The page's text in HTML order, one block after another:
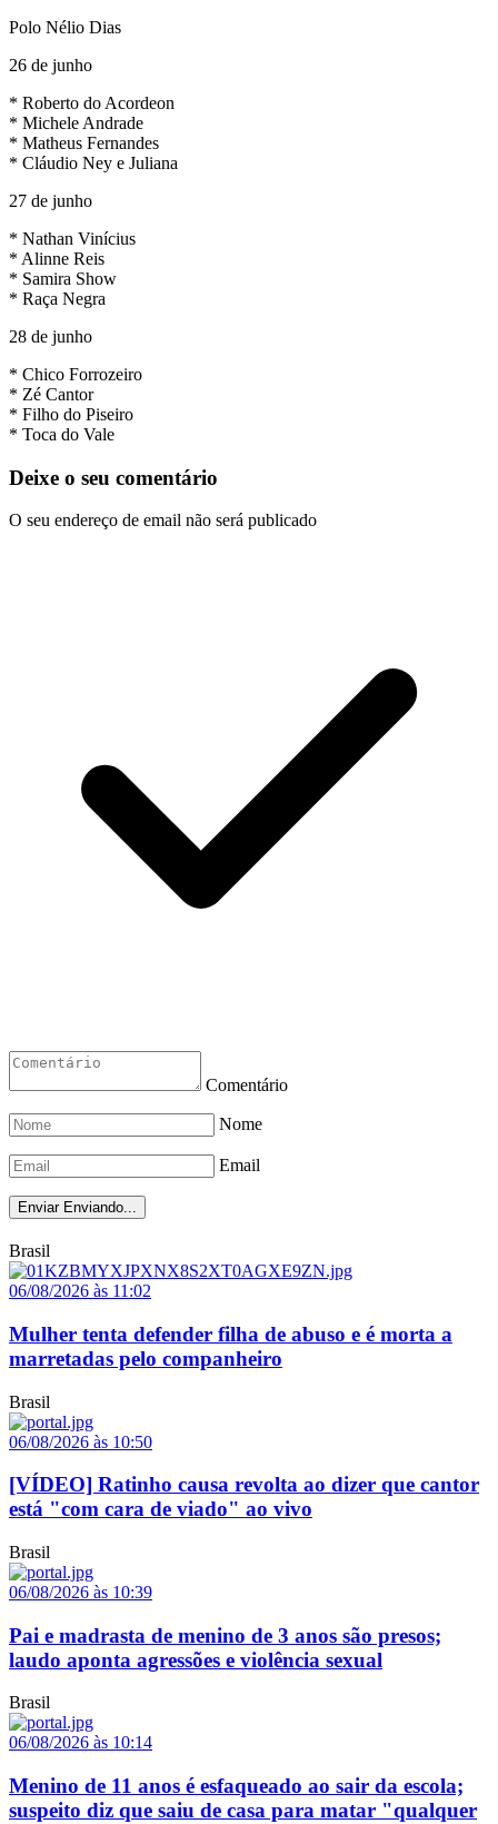
Polo Nélio Dias
26 de junho
* Roberto do Acordeon
* Michele Andrade
* Matheus Fernandes
* Cláudio Ney e Juliana
27 de junho
* Nathan Vinícius
* Alinne Reis
* Samira Show
* Raça Negra
28 de junho
* Chico Forrozeiro
* Zé Cantor
* Filho do Piseiro
* Toca do Vale
Deixe o seu comentário
O seu endereço de email não será publicado
Comentário
Nome
Email
Enviar Enviando...
Brasil
06/08/2026 às 11:02
Mulher tenta defender filha de abuso e é morta a
marretadas pelo companheiro
Brasil
06/08/2026 às 10:50
[VÍDEO] Ratinho causa revolta ao dizer que cantor
está "com cara de viado" ao vivo
Brasil
06/08/2026 às 10:39
Pai e madrasta de menino de 3 anos são presos;
laudo aponta agressões e violência sexual
Brasil
06/08/2026 às 10:14
Menino de 11 anos é esfaqueado ao sair da escola;
suspeito diz que saiu de casa para matar "qualquer